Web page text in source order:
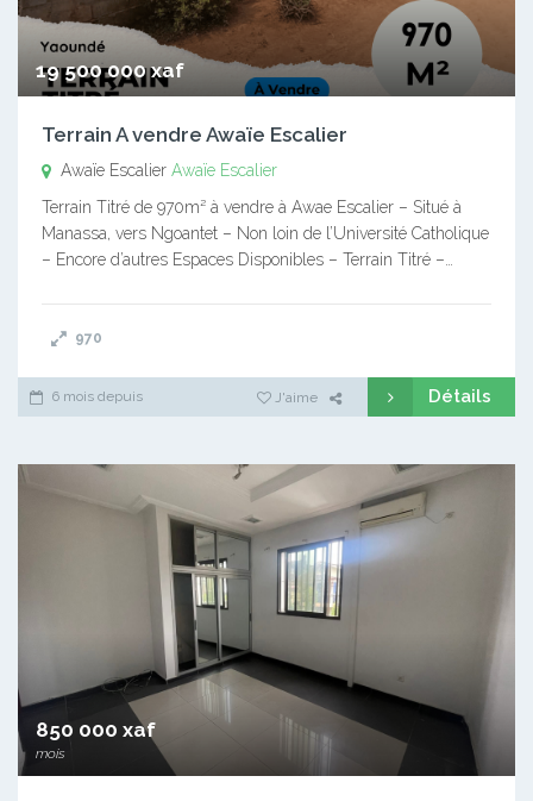
19 500 000 xaf
Terrain A vendre Awaïe Escalier
Awaïe Escalier Awaïe Escalier
Terrain Titré de 970m² à vendre à Awae Escalier – Situé à
Manassa, vers Ngoantet – Non loin de l’Université Catholique
– Encore d’autres Espaces Disponibles – Terrain Titré –…
970
6 mois depuis J'aime Détails
850 000 xaf
mois